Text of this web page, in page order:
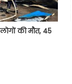
की मौत, 45